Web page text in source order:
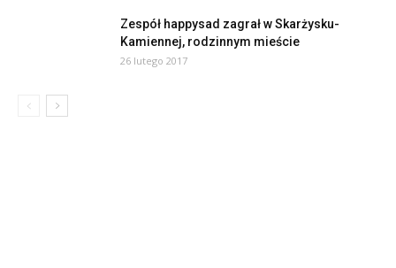
Zespół happysad zagrał w Skarżysku-
Kamiennej, rodzinnym mieście
26 lutego 2017